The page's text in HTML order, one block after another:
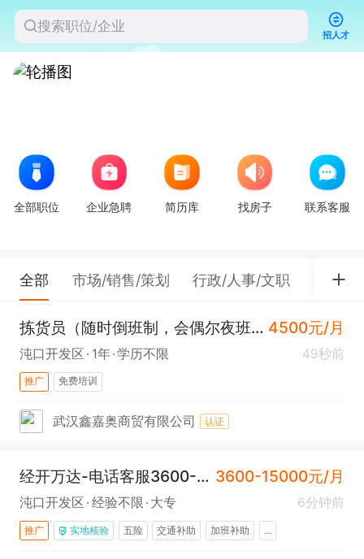
招人才
全部职位 企业急聘 简历库 找房子 联系客服
全部 市场/销售/策划 行政/人事/文职 餐饮/
拣货员（随时倒班制，会偶尔夜班沌口） 4500元/月
沌口开发区 1年 学历不限 49秒前
推广 免费培训
武汉鑫嘉奥商贸有限公司 认证
经开万达-电话客服3600-15000（车都快聘平台销售顾问） 3600-15000元/月
沌口开发区 经验不限 大专 6分钟前
推广 实地核验 五险 交通补助 加班补助 ...